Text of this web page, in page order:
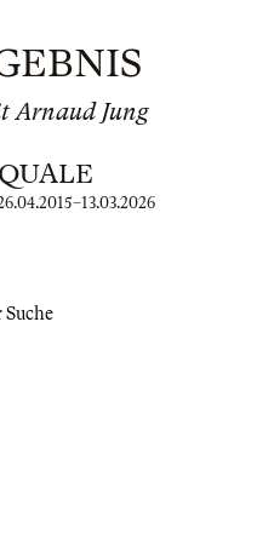
Arnaud Jung
–13.03.2026
Suche